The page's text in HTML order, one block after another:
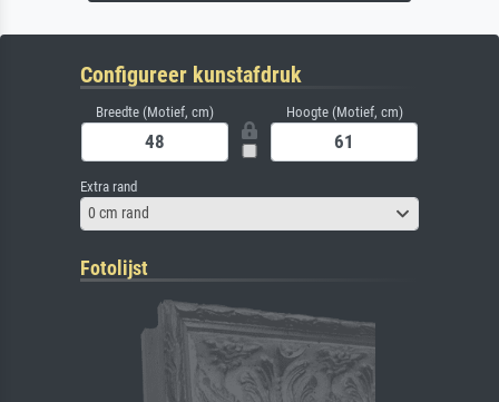
Configureer kunstafdruk
Breedte (Motief, cm) Hoogte (Motief, cm)
Extra rand
0 cm rand
Fotolijst